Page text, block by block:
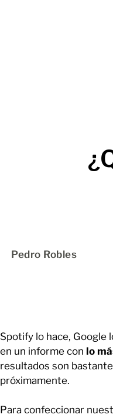
Pedro Robles
Spotify lo hace, Google
en un informe con lo
resultados son
próximamente.
Para confeccionar